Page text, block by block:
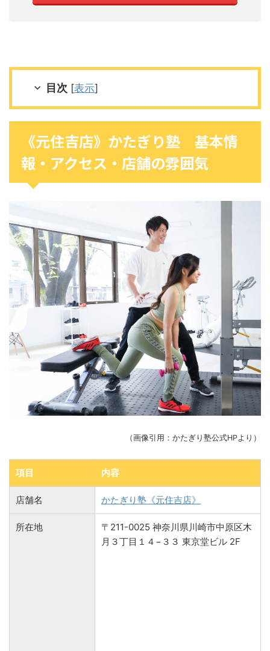
目次 [表示]
《元住吉店》かたぎり塾 基本情
報・アクセス・店舗の雰囲気
（画像引用：かたぎり塾公式HPより）
項目 内容
店舗名 かたぎり塾《元住吉店》
所在地
〒211-0025 神奈川県川崎市中原区木
月３丁目１４−３３ 東京堂ビル 2F